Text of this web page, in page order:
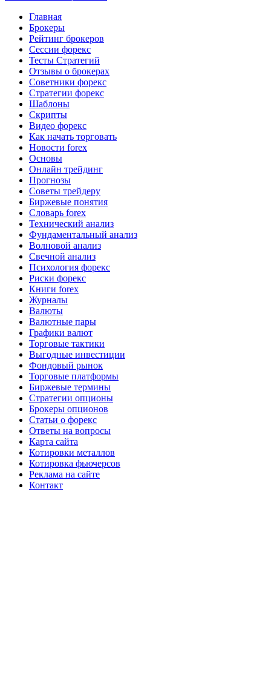
Главная
Брокеры
Рейтинг брокеров
Сессии форекс
Тесты Стратегий
Отзывы о брокерах
Советники форекс
Стратегии форекс
Шаблоны
Скрипты
Видео форекс
Как начать торговать
Новости forex
Основы
Онлайн трейдинг
Прогнозы
Советы трейдеру
Биржевые понятия
Словарь forex
Технический анализ
Фундаментальный анализ
Волновой анализ
Свечной анализ
Психология форекс
Риски форекс
Книги forex
Журналы
Валюты
Валютные пары
Графики валют
Торговые тактики
Выгодные инвестиции
Фондовый рынок
Торговые платформы
Биржевые термины
Стратегии опционы
Брокеры опционов
Статьи о форекс
Ответы на вопросы
Карта сайта
Котировки металлов
Котировка фьючерсов
Реклама на сайте
Контакт